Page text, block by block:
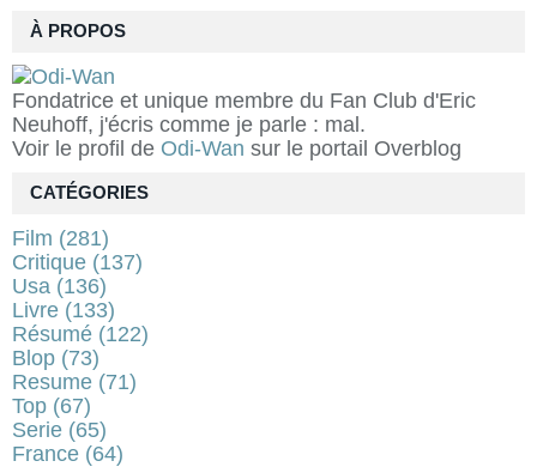
À PROPOS
Fondatrice et unique membre du Fan Club d'Eric
Neuhoff, j'écris comme je parle : mal.
Voir le profil de Odi-Wan sur le portail Overblog
CATÉGORIES
Film (281)
Critique (137)
Usa (136)
Livre (133)
Résumé (122)
Blop (73)
Resume (71)
Top (67)
Serie (65)
France (64)